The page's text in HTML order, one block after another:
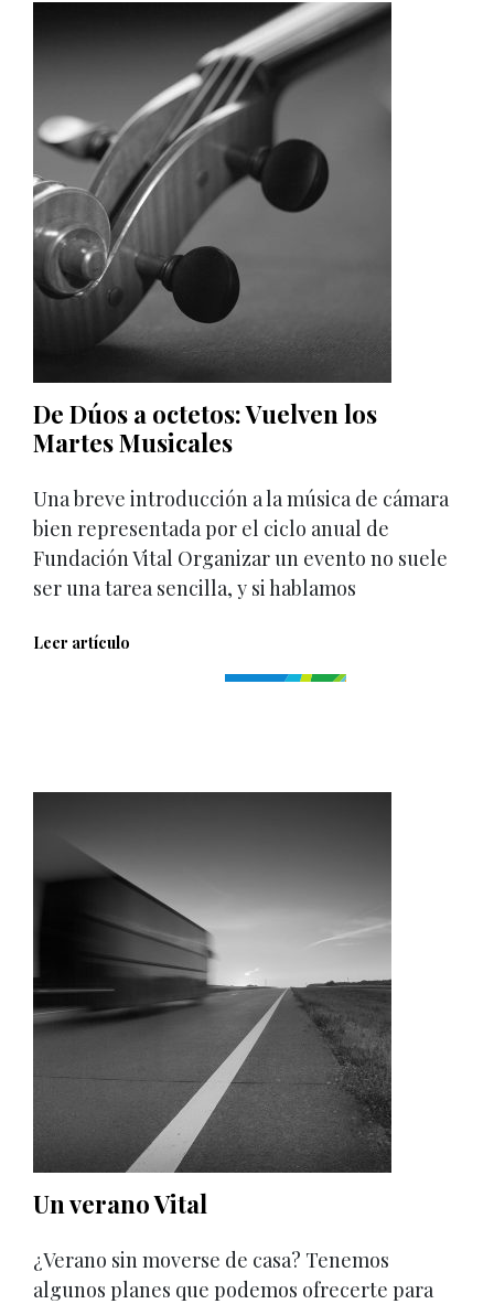
De Dúos a octetos: Vuelven los
Martes Musicales
Una breve introducción a la música de cámara
bien representada por el ciclo anual de
Fundación Vital Organizar un evento no suele
ser una tarea sencilla, y si hablamos
Leer artículo
Un verano Vital
¿Verano sin moverse de casa? Tenemos
algunos planes que podemos ofrecerte para